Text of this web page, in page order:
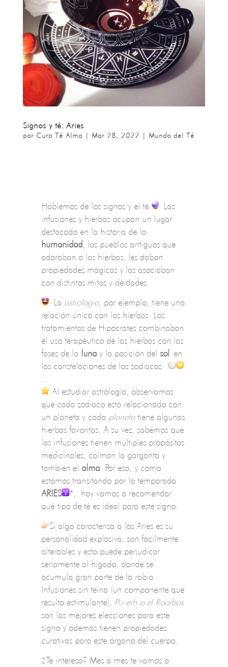
Signos y té: Aries
por Cura Té Alma | Mar 28, 2022 | Mundo del Té
Hablemos de los signos y el té.
Las
infusiones y hierbas ocupan un lugar
destacado en la historia de la
humanidad , los pueblos antiguos que
adoraban a las hierbas, les daban
propiedades mágicas y las asociaban
con distintos mitos y deidades.
La astrología, por ejemplo, tiene una
relación única con las hierbas. Los
tratamientos de Hipócrates combinaban
el uso terapéutico de las hierbas con las
fases de la luna y la posición del sol en
las constelaciones de los zodiacos.
Al estudiar astrología, observamos
que cada zodiaco está relacionado con
un planeta y cada planetatiene algunas
hierbas favoritas. A su vez, sabemos que
las infusiones tienen múltiples propósitos
medicinales, calman la garganta y
también el alma. Por eso, y como
estamos transitando por la temporada
ARIES
* , ​ hoy vamos a recomendar
qué tipo de té es ideal para este signo.
Si algo caracteriza a los Aries es su
personalidad explosiva, son fácilmente
alterables y esto puede perjudicar
seriamente al hígado, donde se
acumula gran parte de la rabia.
Infusiones sin teína (un componente que
resulta estimulante),
Pu-erh o el Rooibos
son las mejores elecciones para este
signo y además tienen propiedades
curativas para este órgano del cuerpo.
¿Te interesó? Mes a mes te vamos a